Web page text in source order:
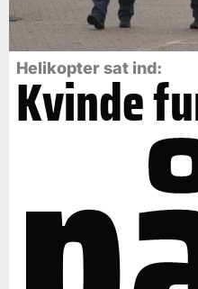
Helikopter sat ind:
Kvinde